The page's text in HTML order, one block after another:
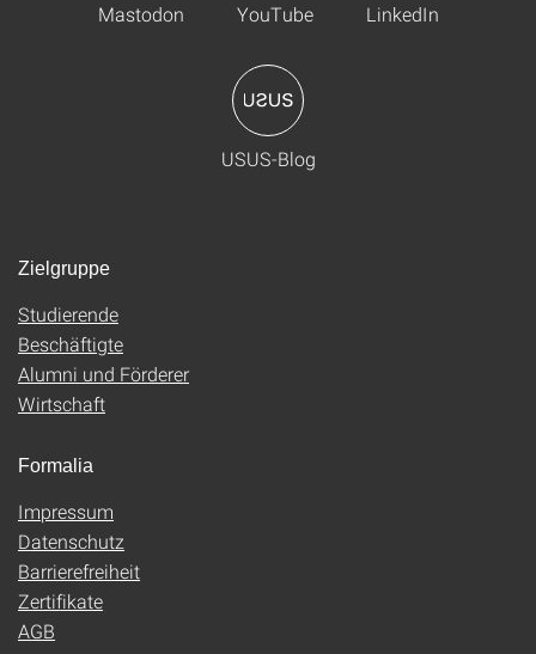
Mastodon YouTube LinkedIn
USUS-Blog
Zielgruppe
Studierende
Beschäftigte
Alumni und Förderer
Wirtschaft
Formalia
Impressum
Datenschutz
Barrierefreiheit
Zertifikate
AGB